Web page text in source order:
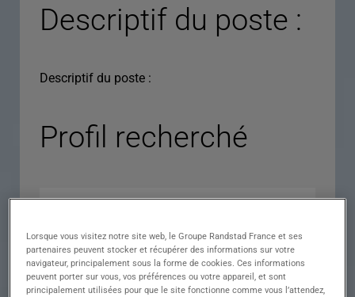
Descriptif du poste :
Descriptif du poste :
Profil recherché
Lorsque vous visitez notre site web, le Groupe Randstad France et ses
partenaires peuvent stocker et récupérer des informations sur votre
navigateur, principalement sous la forme de cookies. Ces informations
peuvent porter sur vous, vos préférences ou votre appareil, et sont
principalement utilisées pour que le site fonctionne comme vous l’attendez,